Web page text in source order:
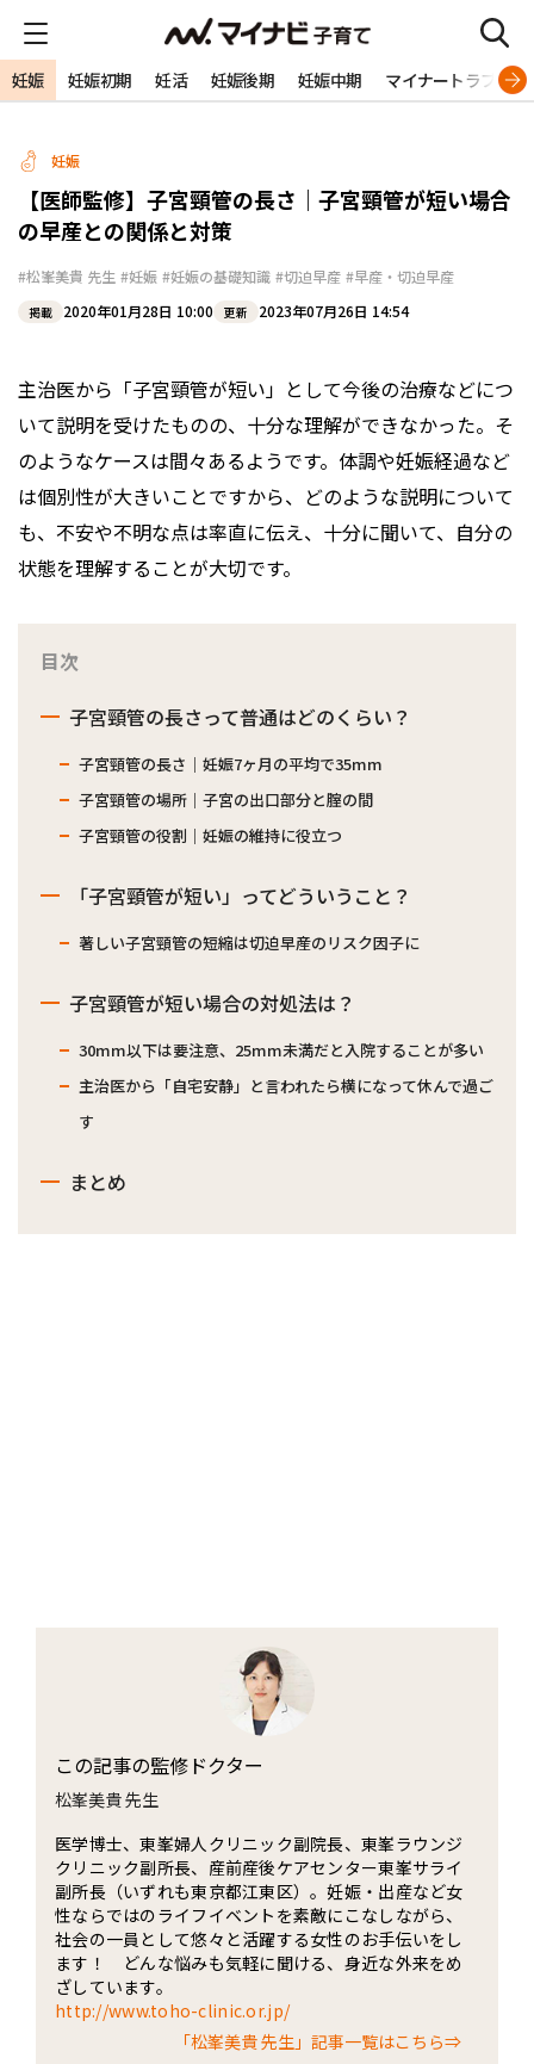
妊娠 妊娠初期 妊活 妊娠後期 妊娠中期 マイナートラブル
妊娠
【医師監修】子宮頸管の長さ｜子宮頸管が短い場合
の早産との関係と対策
#松峯美貴 先生 #妊娠 #妊娠の基礎知識 #切迫早産 #早産・切迫早産
掲載 2020年01月28日 10:00 更新 2023年07月26日 14:54
主治医から「子宮頸管が短い」として今後の治療などにつ
いて説明を受けたものの、十分な理解ができなかった。そ
のようなケースは間々あるようです。体調や妊娠経過など
は個別性が大きいことですから、どのような説明について
も、不安や不明な点は率直に伝え、十分に聞いて、自分の
状態を理解することが大切です。
目次
子宮頸管の長さって普通はどのくらい？
子宮頸管の長さ｜妊娠7ヶ月の平均で35mm
子宮頸管の場所｜子宮の出口部分と腟の間
子宮頸管の役割｜妊娠の維持に役立つ
「子宮頸管が短い」ってどういうこと？
著しい子宮頸管の短縮は切迫早産のリスク因子に
子宮頸管が短い場合の対処法は？
30mm以下は要注意、25mm未満だと入院することが多い
主治医から「自宅安静」と言われたら横になって休んで過ご
す
まとめ
この記事の監修ドクター
松峯美貴 先生
医学博士、東峯婦人クリニック副院長、東峯ラウンジ
クリニック副所長、産前産後ケアセンター東峯サライ
副所長（いずれも東京都江東区）。妊娠・出産など女
性ならではのライフイベントを素敵にこなしながら、
社会の一員として悠々と活躍する女性のお手伝いをし
ます！ どんな悩みも気軽に聞ける、身近な外来をめ
ざしています。
http://www.toho-clinic.or.jp/
「松峯美貴 先生」記事一覧はこちら⇒